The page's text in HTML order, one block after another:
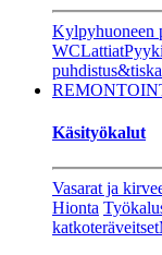
Kylpyhuoneen
WCLattiat
Käsityökalut
Vasarat ja
Hionta
katkoteräveitset